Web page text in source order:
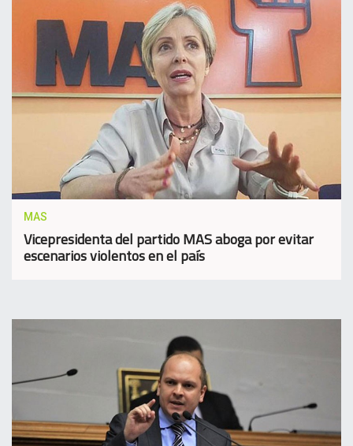
MAS
Vicepresidenta del partido MAS aboga por evitar
escenarios violentos en el país